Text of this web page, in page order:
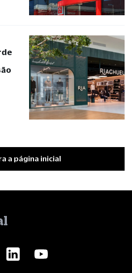
a página inicial